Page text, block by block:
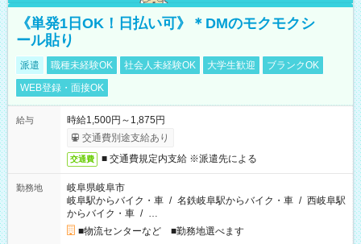
《単発1日OK！日払い可》＊DMのモクモクシ
ール貼り
派遣 職種未経験OK 社会人未経験OK 大学生歓迎
ブランクOK
WEB登録・面接OK
給与
時給1,500円～1,875円
交通費別途支給あり
交通費 ■ 交通費規定内支給 ※派遣先による
勤務地
岐阜県岐阜市
岐阜駅からバイク・車 / 名鉄岐阜駅からバイク・車 / 西岐阜駅
からバイク・車 / …
■物流センターなど ■勤務地選べます